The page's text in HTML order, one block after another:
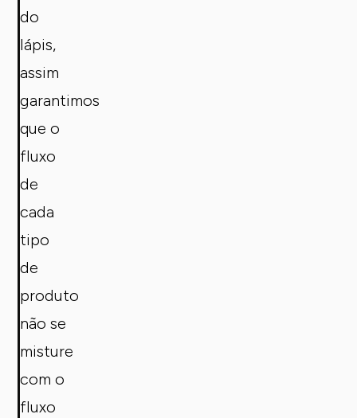
do
lápis,
assim
garantimos
que o
fluxo
de
cada
tipo
de
produto
não se
misture
com o
fluxo